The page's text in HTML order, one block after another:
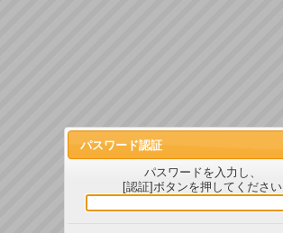
パスワード認証
パスワードを入力し、
[認証]ボタンを押してください